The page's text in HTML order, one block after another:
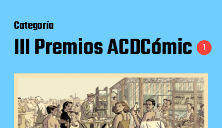
Categoría
III Premios ACDCómic 1